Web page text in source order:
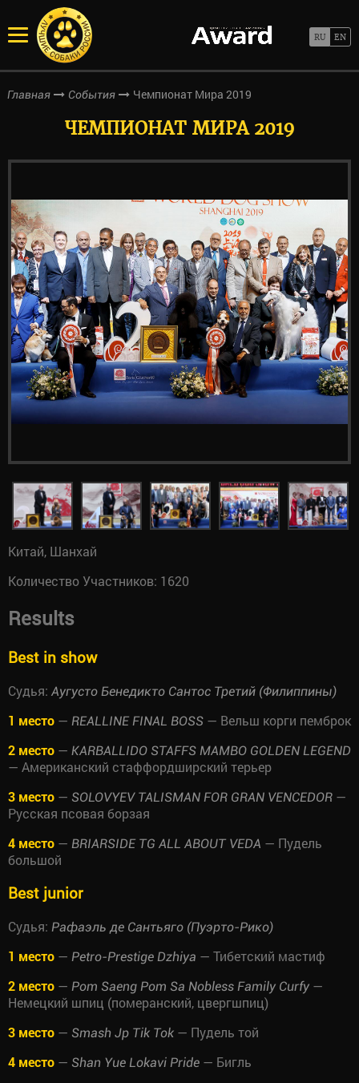
Главная События Чемпионат Мира 2019
ЧЕМПИОНАТ МИРА 2019
Китай, Шанхай
Количество Участников: 1620
Results
Best in show
Судья: Аугусто Бенедикто Сантос Третий (Филиппины)
1 место — REALLINE FINAL BOSS — Вельш корги пемброк
2 место — KARBALLIDO STAFFS MAMBO GOLDEN LEGEND
— Американский стаффордширский терьер
3 место — SOLOVYEV TALISMAN FOR GRAN VENCEDOR —
Русская псовая борзая
4 место — BRIARSIDE TG ALL ABOUT VEDA — Пудель
большой
Best junior
Судья: Рафаэль де Сантьяго (Пуэрто-Рико)
1 место — Petro-Prestige Dzhiya — Тибетский мастиф
2 место — Pom Saeng Pom Sa Nobless Family Curfy —
Немецкий шпиц (померанский, цвергшпиц)
3 место — Smash Jp Tik Tok — Пудель той
4 место — Shan Yue Lokavi Pride — Бигль